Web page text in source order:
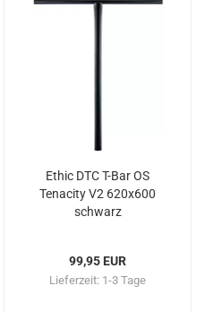
Ethic DTC T-Bar OS
Tenacity V2 620x600
schwarz
99,95 EUR
Lieferzeit: 1-3 Tage